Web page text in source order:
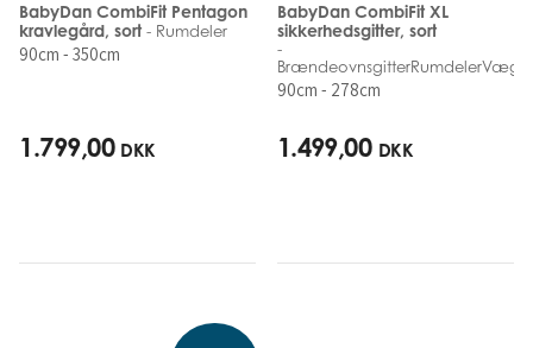
BabyDan CombiFit Pentagon
kravlegård, sort- Rumdeler
90cm - 350cm
1.799,00 DKK
BabyDan CombiFit XL
sikkerhedsgitter, sort
-
90cm - 278cm
1.499,00 DKK